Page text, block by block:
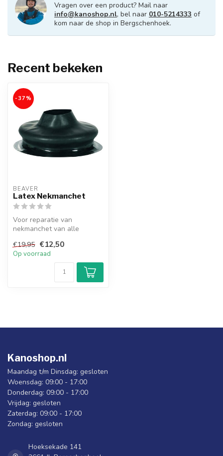
Vragen over een product? Mail naar
info@kanoshop.nl, bel naar 010-5214333 of
kom naar de shop in Bergschenhoek.
Recent bekeken
-37%
BEAVER
Latex Nekmanchet
Voor reparatie van
nekmanchet van alle
droogpakken. Standaard ...
€19,95 €12,50
Op voorraad
Kanoshop.nl
Maandag t/m Dinsdag: gesloten
Woensdag: 09:00 - 17:00
Donderdag: 09:00 - 17:00
Vrijdag: gesloten
Zaterdag: 09:00 - 17:00
Zondag: gesloten
Hoeksekade 141